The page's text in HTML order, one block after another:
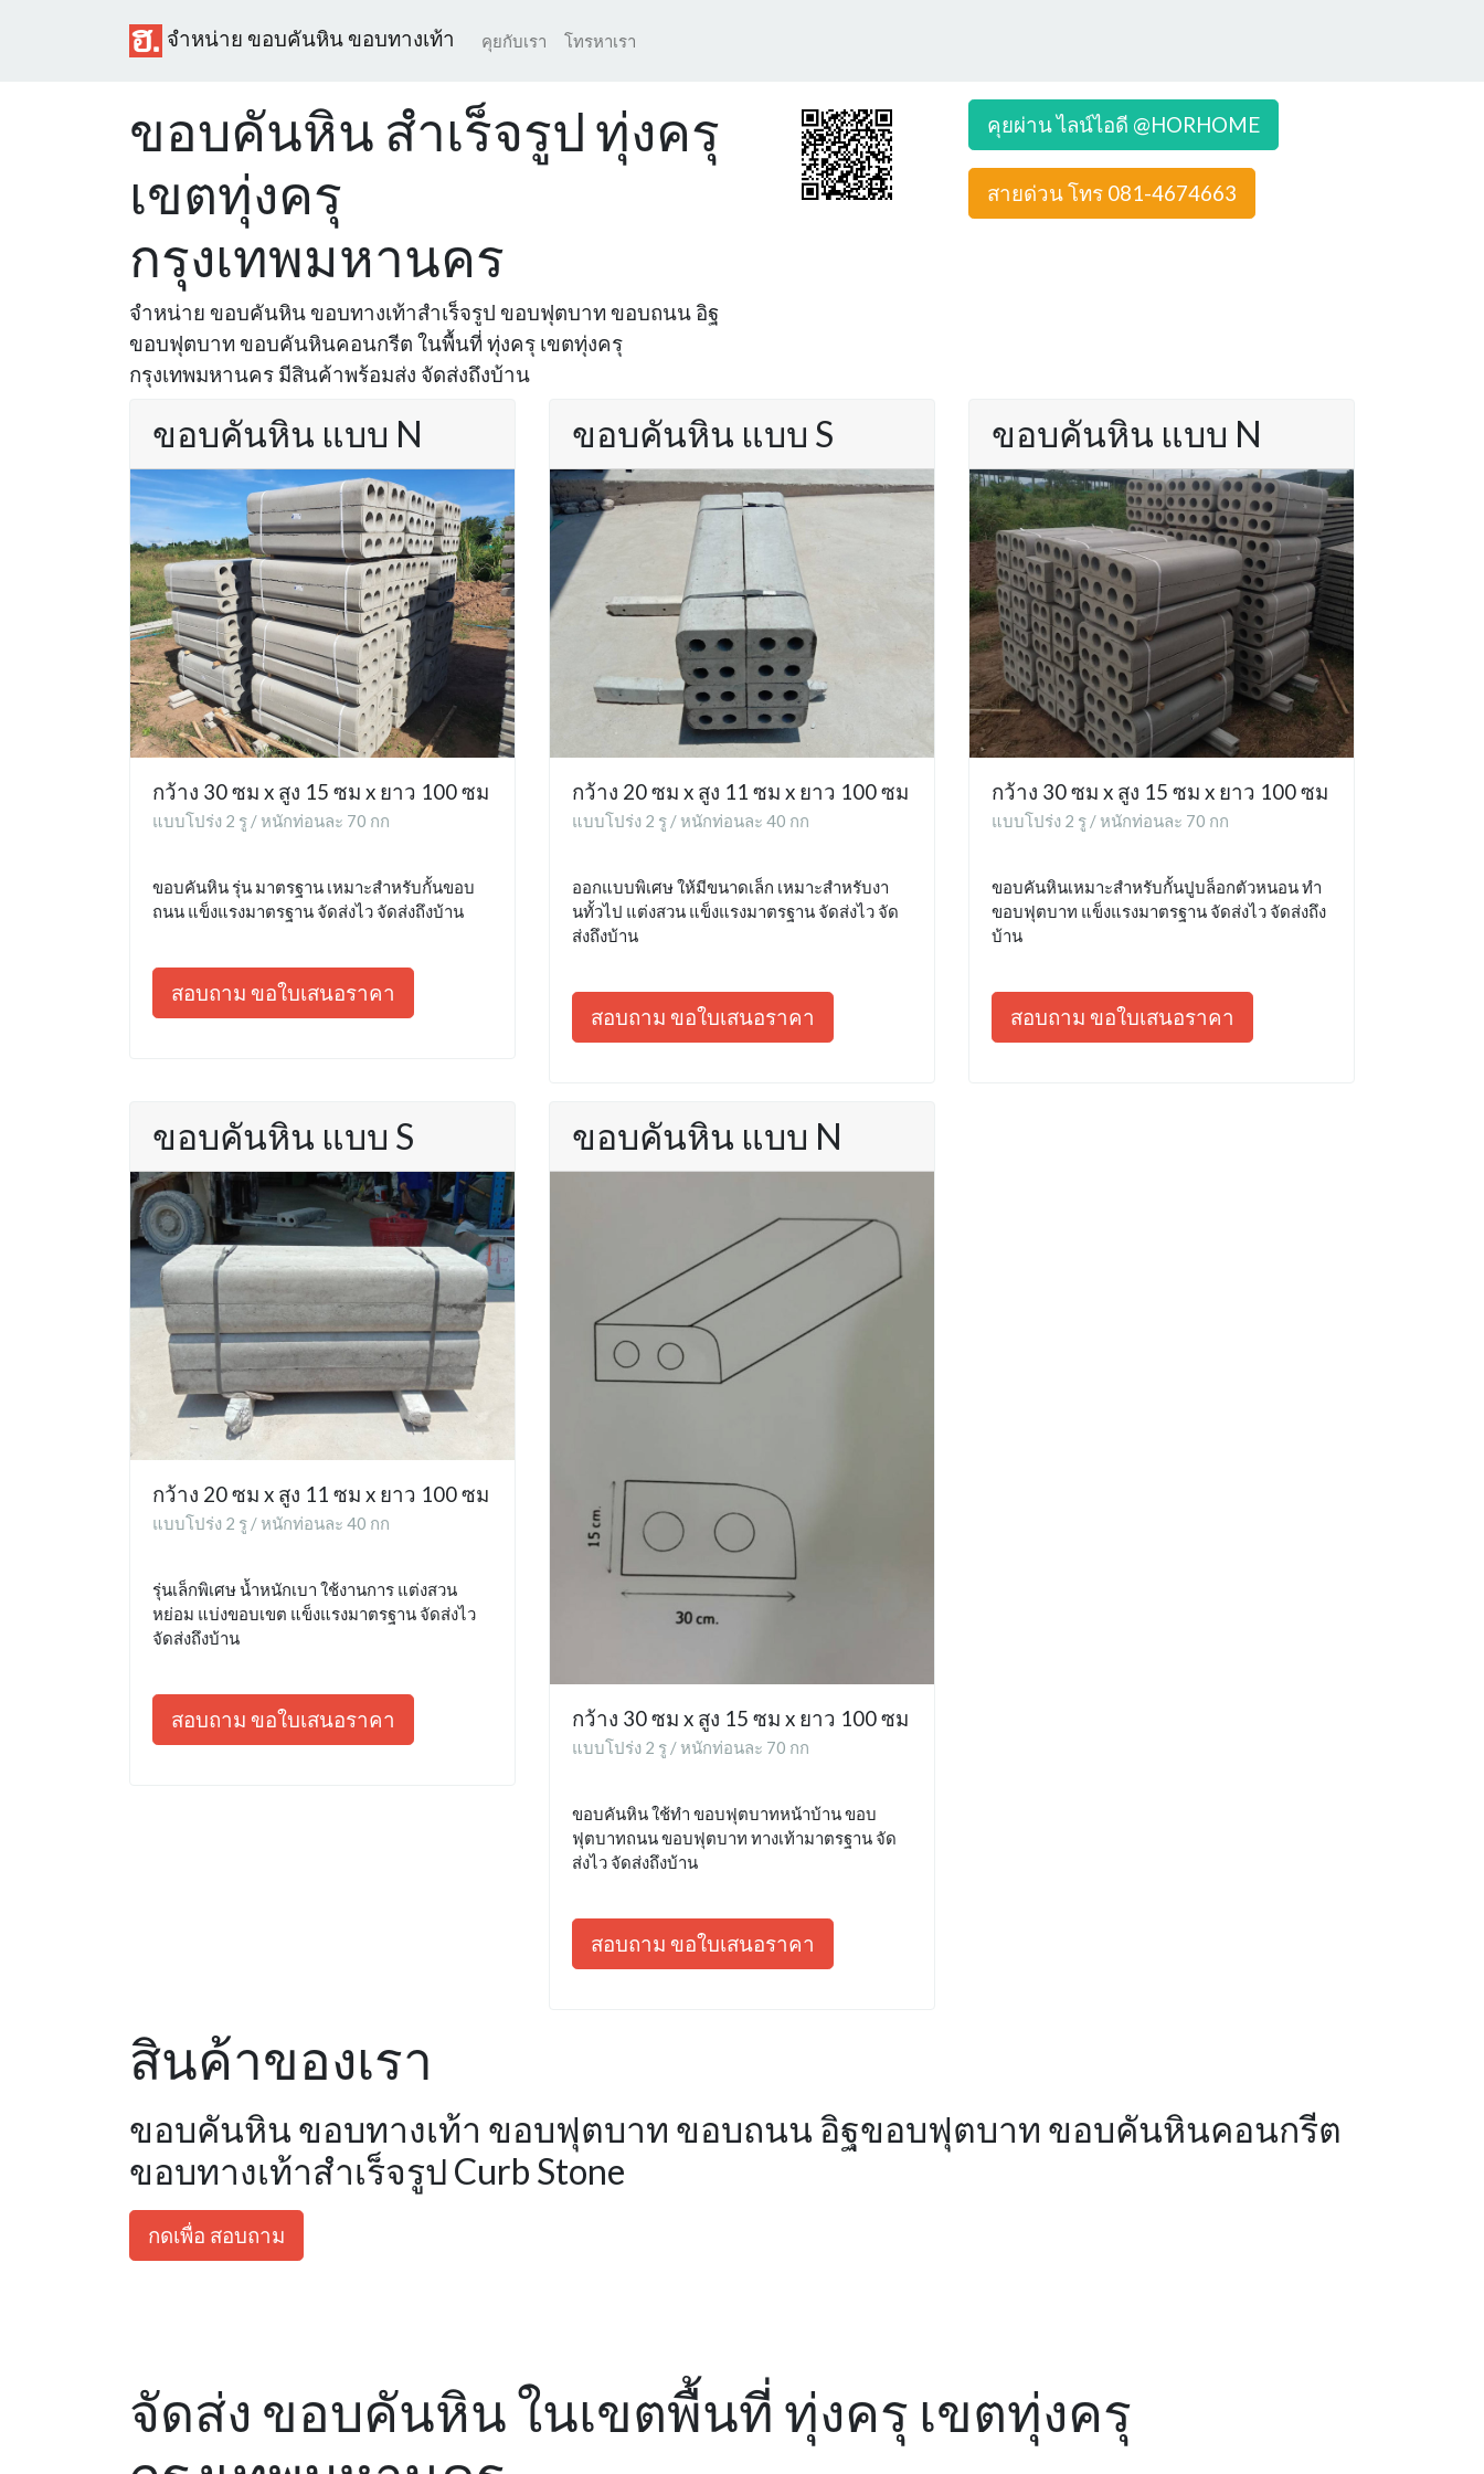
จำหน่าย ขอบคันหิน ขอบทางเท้า คุยกับเรา โทรหาเรา
ขอบคันหิน สำเร็จรูป ทุ่งครุ
เขตทุ่งครุ
กรุงเทพมหานคร
จำหน่าย ขอบคันหิน ขอบทางเท้าสำเร็จรูป ขอบฟุตบาท ขอบถนน อิฐ
ขอบฟุตบาท ขอบคันหินคอนกรีต ในพื้นที่ ทุ่งครุ เขตทุ่งครุ
กรุงเทพมหานคร มีสินค้าพร้อมส่ง จัดส่งถึงบ้าน
คุยผ่าน ไลน์ไอดี @HORHOME
สายด่วน โทร 081-4674663
ขอบคันหิน แบบ N
กว้าง 30 ซม x สูง 15 ซม x ยาว 100 ซม
แบบโปร่ง 2 รู / หนักท่อนละ 70 กก
ขอบคันหิน รุ่น มาตรฐาน เหมาะสำหรับกั้นขอบ
ถนน แข็งแรงมาตรฐาน จัดส่งไว จัดส่งถึงบ้าน
สอบถาม ขอใบเสนอราคา
ขอบคันหิน แบบ S
กว้าง 20 ซม x สูง 11 ซม x ยาว 100 ซม
แบบโปร่ง 2 รู / หนักท่อนละ 40 กก
ออกแบบพิเศษ ให้มีขนาดเล็ก เหมาะสำหรับงา
นทั้วไป แต่งสวน แข็งแรงมาตรฐาน จัดส่งไว จัด
ส่งถึงบ้าน
สอบถาม ขอใบเสนอราคา
ขอบคันหิน แบบ N
กว้าง 30 ซม x สูง 15 ซม x ยาว 100 ซม
แบบโปร่ง 2 รู / หนักท่อนละ 70 กก
ขอบคันหินเหมาะสำหรับกั้นปูบล็อกตัวหนอน ทำ
ขอบฟุตบาท แข็งแรงมาตรฐาน จัดส่งไว จัดส่งถึง
บ้าน
สอบถาม ขอใบเสนอราคา
ขอบคันหิน แบบ S
กว้าง 20 ซม x สูง 11 ซม x ยาว 100 ซม
แบบโปร่ง 2 รู / หนักท่อนละ 40 กก
รุ่นเล็กพิเศษ น้ำหนักเบา ใช้งานการ แต่งสวน
หย่อม แบ่งขอบเขต แข็งแรงมาตรฐาน จัดส่งไว
จัดส่งถึงบ้าน
สอบถาม ขอใบเสนอราคา
ขอบคันหิน แบบ N
กว้าง 30 ซม x สูง 15 ซม x ยาว 100 ซม
แบบโปร่ง 2 รู / หนักท่อนละ 70 กก
ขอบคันหิน ใช้ทำ ขอบฟุตบาทหน้าบ้าน ขอบ
ฟุตบาทถนน ขอบฟุตบาท ทางเท้ามาตรฐาน จัด
ส่งไว จัดส่งถึงบ้าน
สอบถาม ขอใบเสนอราคา
สินค้าของเรา
ขอบคันหิน ขอบทางเท้า ขอบฟุตบาท ขอบถนน อิฐขอบฟุตบาท ขอบคันหินคอนกรีต
ขอบทางเท้าสำเร็จรูป Curb Stone
กดเพื่อ สอบถาม
จัดส่ง ขอบคันหิน ในเขตพื้นที่ ทุ่งครุ เขตทุ่งครุ